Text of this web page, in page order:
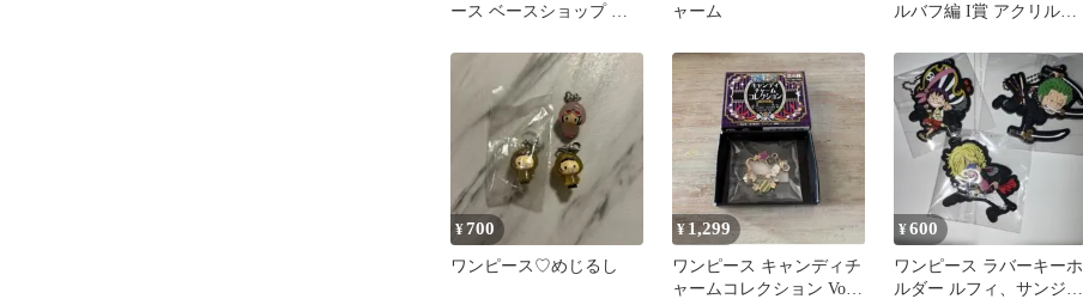
ース ベースショップ ア
ム 8個
ャーム
ルバフ編 I賞 アクリルチ
ート
¥700
ワンピース♡めじるし
¥1,299
ワンピース キャンディチ
ャームコレクション Vol.2
¥600
ワンピース ラバーキーホ
ルダー ルフィ、サンジ、